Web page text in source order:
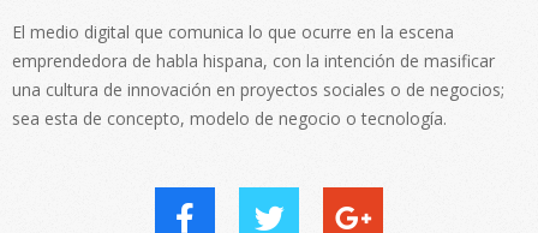
El medio digital que comunica lo que ocurre en la escena
emprendedora de habla hispana, con la intención de masificar
una cultura de innovación en proyectos sociales o de negocios;
sea esta de concepto, modelo de negocio o tecnología.